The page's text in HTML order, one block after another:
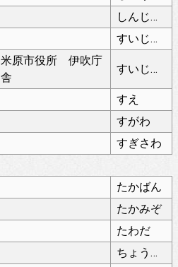
しんじょう
すいじょう
米原市役所 伊吹庁
舎
すいじょう
すえ
すがわ
すぎさわ
たかばん
たかみぞ
たわだ
ちょうきゅうじ